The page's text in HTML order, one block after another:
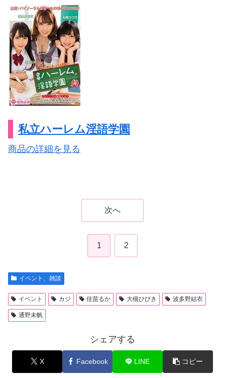
私立ハーレム淫語学園
商品の詳細を見る
次へ
1 2
イベント、雑談
イベント カジ 佳苗るか 大槻ひびき 波多野結衣
通野未帆
シェアする
X Facebook LINE コピー